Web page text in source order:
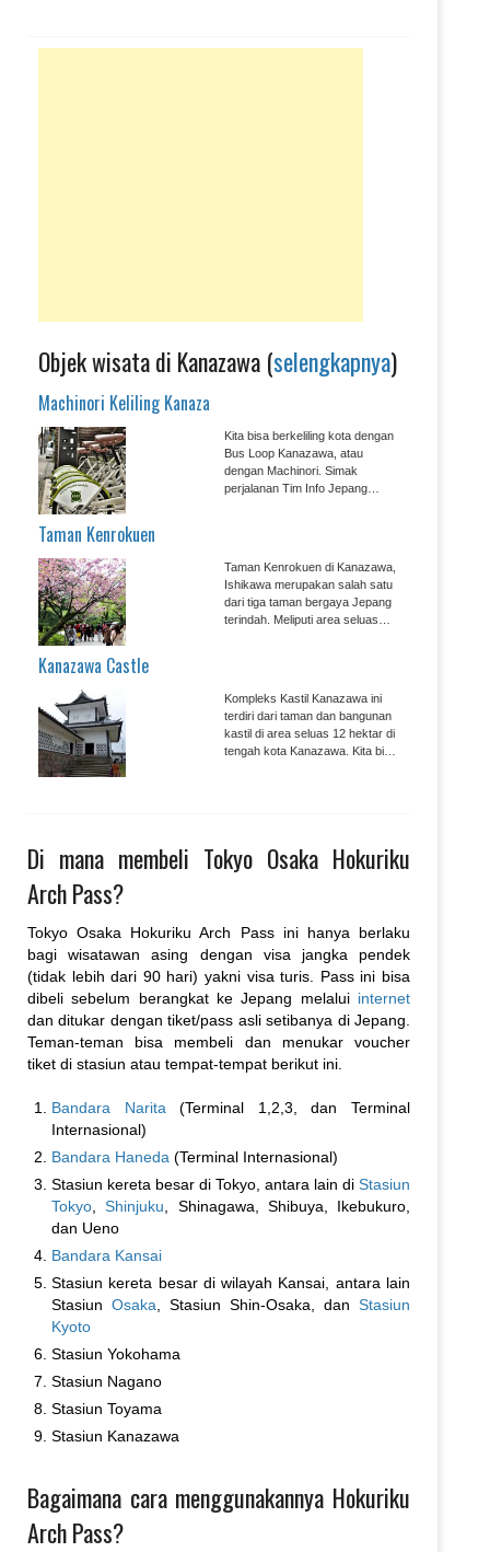
Objek wisata di Kanazawa (selengkapnya)
Machinori Keliling Kanaza
Kita bisa berkeliling kota dengan
Bus Loop Kanazawa, atau
dengan Machinori. Simak
perjalanan Tim Info Jepang
Taman Kenrokuen
Taman Kenrokuen di Kanazawa,
Ishikawa merupakan salah satu
dari tiga taman bergaya Jepang
terindah. Meliputi area seluas
Kanazawa Castle
Kompleks Kastil Kanazawa ini
terdiri dari taman dan bangunan
kastil di area seluas 12 hektar di
tengah kota Kanazawa. Kita bisa
Di mana membeli Tokyo Osaka Hokuriku
Arch Pass?
Tokyo Osaka Hokuriku Arch Pass ini hanya berlaku
bagi wisatawan asing dengan visa jangka pendek
(tidak lebih dari 90 hari) yakni visa turis. Pass ini bisa
dibeli sebelum berangkat ke Jepang melalui internet
dan ditukar dengan tiket/pass asli setibanya di Jepang.
Teman-teman bisa membeli dan menukar voucher
tiket di stasiun atau tempat-tempat berikut ini.
Bandara Narita (Terminal 1,2,3, dan Terminal
Internasional)
Bandara Haneda (Terminal Internasional)
Stasiun kereta besar di Tokyo, antara lain di Stasiun
Tokyo ,Shinjuku , Shinagawa, Shibuya, Ikebukuro,
dan Ueno
Bandara Kansai
Stasiun kereta besar di wilayah Kansai, antara lain
Stasiun Osaka , Stasiun Shin-Osaka, dan Stasiun
Kyoto
Stasiun Yokohama
Stasiun Nagano
Stasiun Toyama
Stasiun Kanazawa
Bagaimana cara menggunakannya Hokuriku
Arch Pass?